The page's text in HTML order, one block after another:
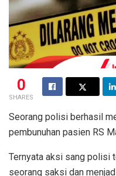
0
SHARES
Seorang polisi berhasil
pembunuhan pasien RS
Ternyata aksi sang polisi
seorang saksi dan